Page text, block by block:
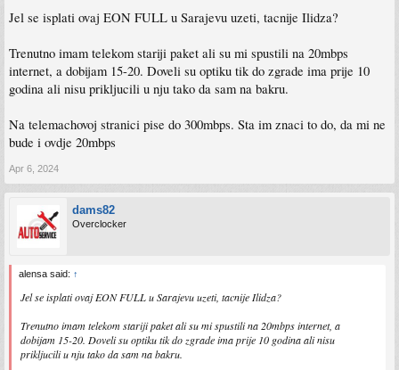
Jel se isplati ovaj EON FULL u Sarajevu uzeti, tacnije Ilidza?
Trenutno imam telekom stariji paket ali su mi spustili na 20mbps
internet, a dobijam 15-20. Doveli su optiku tik do zgrade ima prije 10
godina ali nisu prikljucili u nju tako da sam na bakru.
Na telemachovoj stranici pise do 300mbps. Sta im znaci to do, da mi ne
bude i ovdje 20mbps
Apr 6, 2024
dams82
Overclocker
alensa said: ↑
Jel se isplati ovaj EON FULL u Sarajevu uzeti, tacnije Ilidza?
Trenutno imam telekom stariji paket ali su mi spustili na 20mbps internet, a
dobijam 15-20. Doveli su optiku tik do zgrade ima prije 10 godina ali nisu
prikljucili u nju tako da sam na bakru.